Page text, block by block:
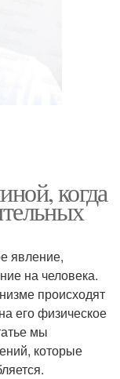
когда
явление,
на человека.
происходят
его физическое
мы
которые